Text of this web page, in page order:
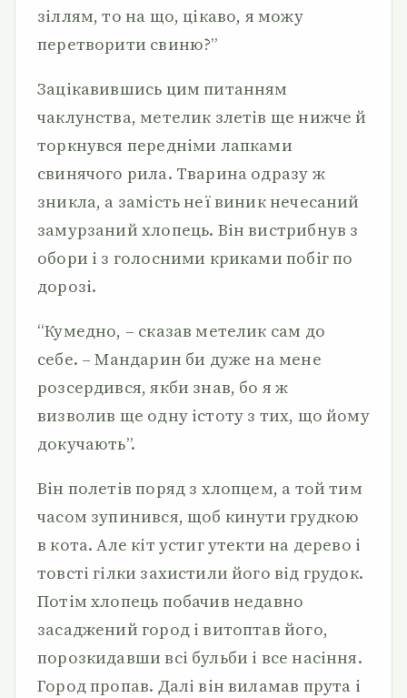
зіллям, то на що, цікаво, я можу
перетворити свиню?”
Зацікавившись цим питанням
чаклунства, метелик злетів ще нижче й
торкнувся передніми лапками
свинячого рила. Тварина одразу ж
зникла, а замість неї виник нечесаний
замурзаний хлопець. Він вистрибнув з
обори і з голосними криками побіг по
дорозі.
“Кумедно, – сказав метелик сам до
себе. – Мандарин би дуже на мене
розсердився, якби знав, бо я ж
визволив ще одну істоту з тих, що йому
докучають”.
Він полетів поряд з хлопцем, а той тим
часом зупинився, щоб кинути грудкою
в кота. Але кіт устиг утекти на дерево і
товсті гілки захистили його від грудок.
Потім хлопець побачив недавно
засаджений город і витоптав його,
порозкидавши всі бульби і все насіння.
Город пропав. Далі він виламав прута і